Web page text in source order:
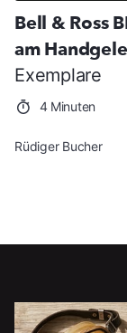
Bell & Ross
am
Exemplare
4 Minuten
Rüdiger Bucher